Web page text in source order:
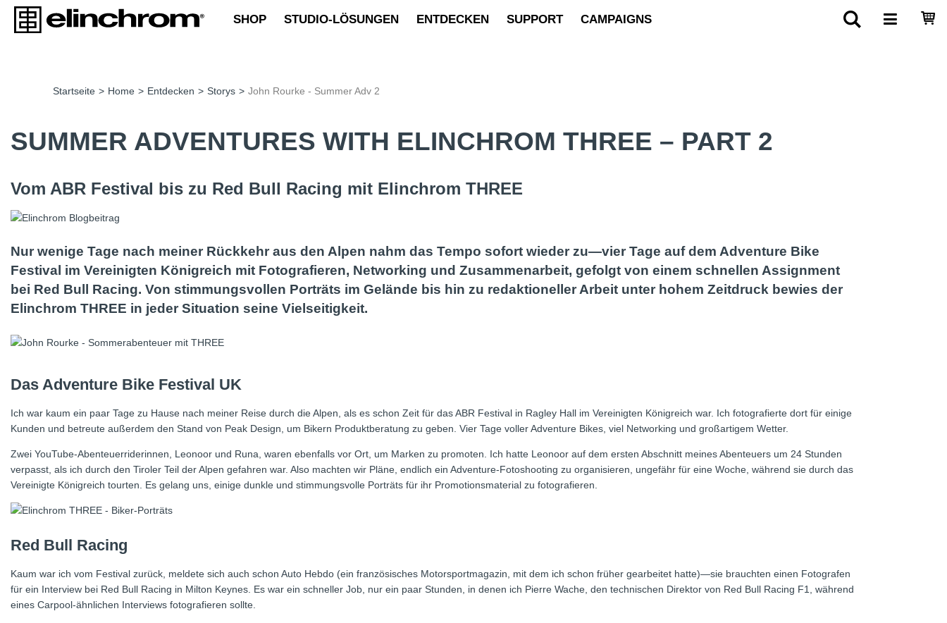
SHOP STUDIO-LÖSUNGEN ENTDECKEN SUPPORT CAMPAIGNS
Startseite > Home > Entdecken > Storys > John Rourke - Summer Adv 2
SUMMER ADVENTURES WITH ELINCHROM THREE – PART 2
Vom ABR Festival bis zu Red Bull Racing mit Elinchrom THREE
Nur wenige Tage nach meiner Rückkehr aus den Alpen nahm das Tempo sofort wieder zu—vier Tage auf dem Adventure Bike
Festival im Vereinigten Königreich mit Fotografieren, Networking und Zusammenarbeit, gefolgt von einem schnellen Assignment
bei Red Bull Racing. Von stimmungsvollen Porträts im Gelände bis hin zu redaktioneller Arbeit unter hohem Zeitdruck bewies der
Elinchrom THREE in jeder Situation seine Vielseitigkeit.
Das Adventure Bike Festival UK
Ich war kaum ein paar Tage zu Hause nach meiner Reise durch die Alpen, als es schon Zeit für das ABR Festival in Ragley Hall im Vereinigten Königreich war. Ich fotografierte dort für einige
Kunden und betreute außerdem den Stand von Peak Design, um Bikern Produktberatung zu geben. Vier Tage voller Adventure Bikes, viel Networking und großartigem Wetter.
Zwei YouTube-Abenteuerriderinnen, Leonoor und Runa, waren ebenfalls vor Ort, um Marken zu promoten. Ich hatte Leonoor auf dem ersten Abschnitt meines Abenteuers um 24 Stunden
verpasst, als ich durch den Tiroler Teil der Alpen gefahren war. Also machten wir Pläne, endlich ein Adventure-Fotoshooting zu organisieren, ungefähr für eine Woche, während sie durch das
Vereinigte Königreich tourten. Es gelang uns, einige dunkle und stimmungsvolle Porträts für ihr Promotionsmaterial zu fotografieren.
Red Bull Racing
Kaum war ich vom Festival zurück, meldete sich auch schon Auto Hebdo (ein französisches Motorsportmagazin, mit dem ich schon früher gearbeitet hatte)—sie brauchten einen Fotografen
für ein Interview bei Red Bull Racing in Milton Keynes. Es war ein schneller Job, nur ein paar Stunden, in denen ich Pierre Wache, den technischen Direktor von Red Bull Racing F1, während
eines Carpool-ähnlichen Interviews fotografieren sollte.